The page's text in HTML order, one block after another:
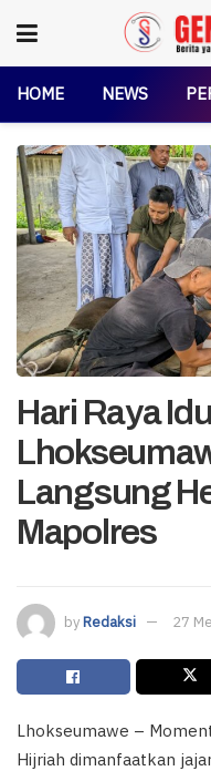
HOME NEWS
Hari Raya
Langsung
Mapolres
byRedaksi 27
Lhokseumawe –
Hijriah dimanfaatkan